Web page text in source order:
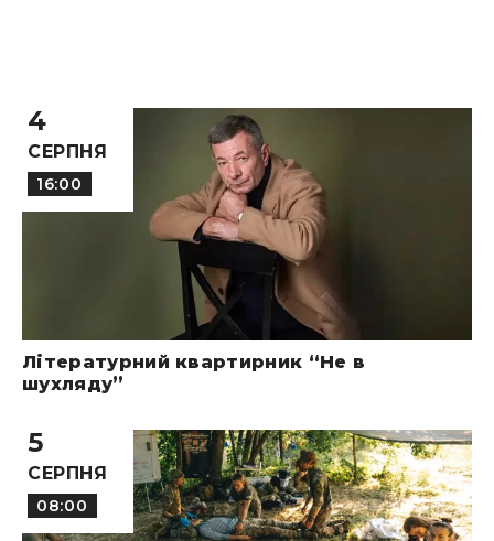
4
СЕРПНЯ
16:00
Літературний квартирник “Не в
шухляду”
5
СЕРПНЯ
08:00